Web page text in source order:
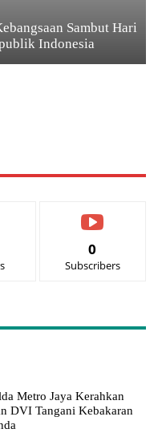
Sambut Hari
Indonesia
0
Subscribers
Metro Jaya Kerahkan
DVI Tangani Kebakaran